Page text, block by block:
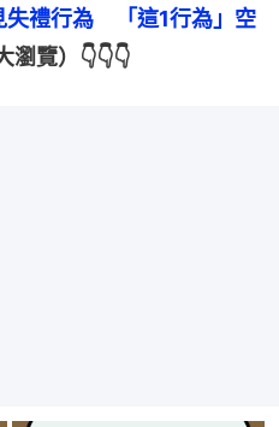
禮行為　「這1行為」空
瀏覽）👇👇👇